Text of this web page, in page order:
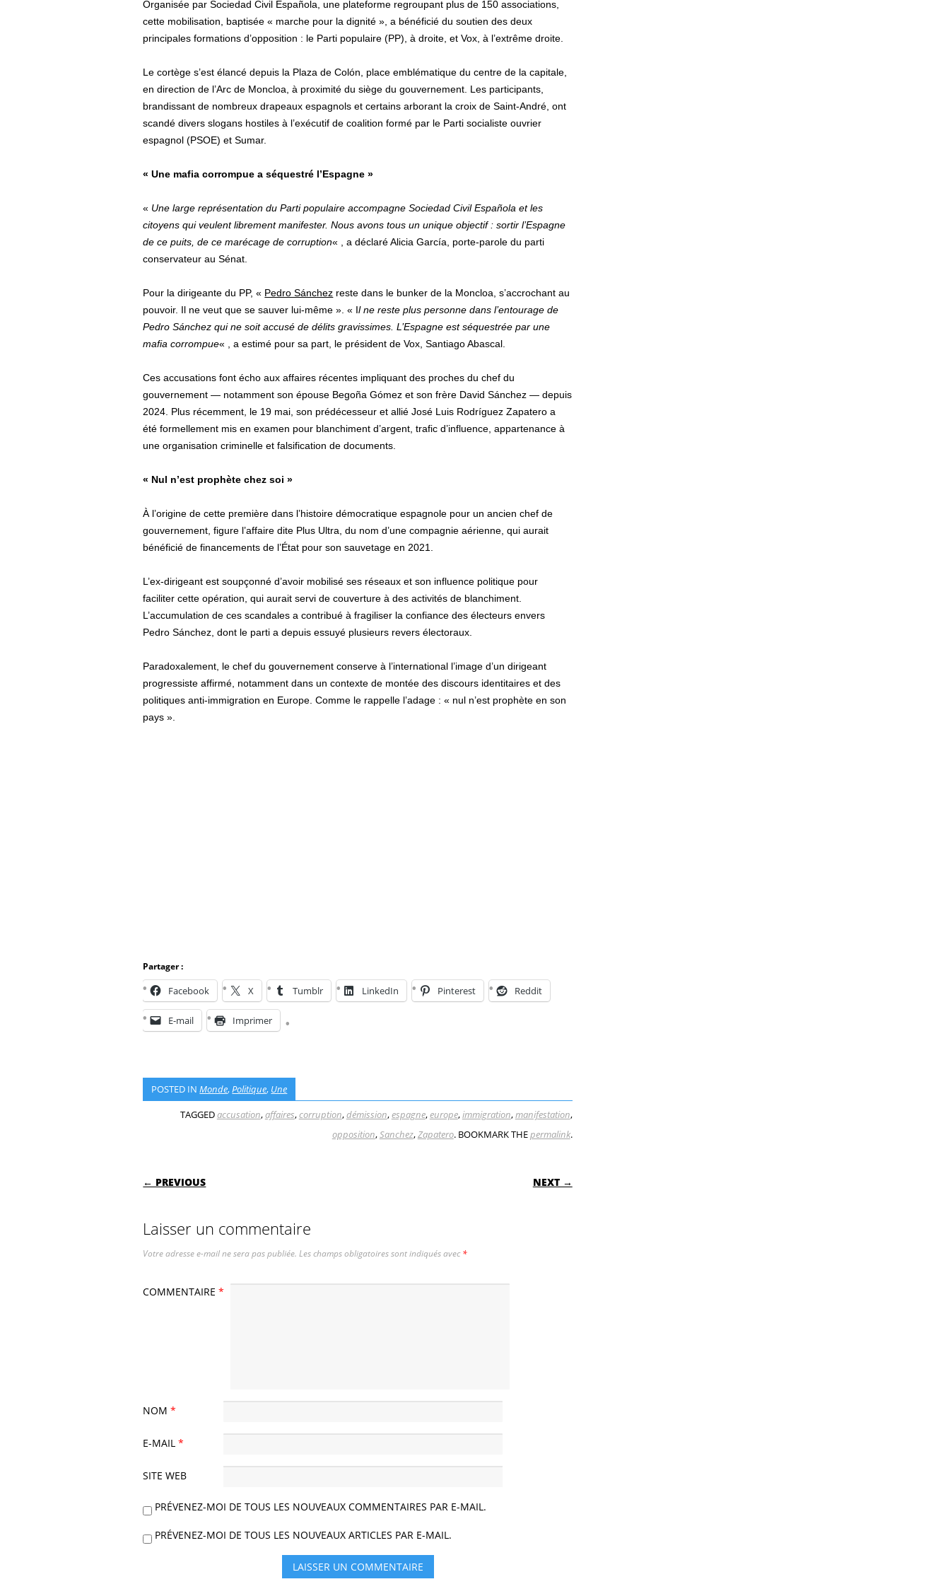
Organisée par Sociedad Civil Española, une plateforme regroupant plus de 150 associations,
cette mobilisation, baptisée « marche pour la dignité », a bénéficié du soutien des deux
principales formations d’opposition : le Parti populaire (PP), à droite, et Vox, à l’extrême droite.
Le cortège s’est élancé depuis la Plaza de Colón, place emblématique du centre de la capitale,
en direction de l’Arc de Moncloa, à proximité du siège du gouvernement. Les participants,
brandissant de nombreux drapeaux espagnols et certains arborant la croix de Saint-André, ont
scandé divers slogans hostiles à l’exécutif de coalition formé par le Parti socialiste ouvrier
espagnol (PSOE) et Sumar.
« Une mafia corrompue a séquestré l’Espagne »
« Une large représentation du Parti populaire accompagne Sociedad Civil Española et les
citoyens qui veulent librement manifester. Nous avons tous un unique objectif : sortir l’Espagne
de ce puits, de ce marécage de corruption« , a déclaré Alicia García, porte-parole du parti
conservateur au Sénat.
Pour la dirigeante du PP, « Pedro Sánchez reste dans le bunker de la Moncloa, s’accrochant au
pouvoir. Il ne veut que se sauver lui-même ». « Il ne reste plus personne dans l’entourage de
Pedro Sánchez qui ne soit accusé de délits gravissimes. L’Espagne est séquestrée par une
mafia corrompue« , a estimé pour sa part, le président de Vox, Santiago Abascal.
Ces accusations font écho aux affaires récentes impliquant des proches du chef du
gouvernement — notamment son épouse Begoña Gómez et son frère David Sánchez — depuis
2024. Plus récemment, le 19 mai, son prédécesseur et allié José Luis Rodríguez Zapatero a
été formellement mis en examen pour blanchiment d’argent, trafic d’influence, appartenance à
une organisation criminelle et falsification de documents.
« Nul n’est prophète chez soi »
À l’origine de cette première dans l’histoire démocratique espagnole pour un ancien chef de
gouvernement, figure l’affaire dite Plus Ultra, du nom d’une compagnie aérienne, qui aurait
bénéficié de financements de l’État pour son sauvetage en 2021.
L’ex-dirigeant est soupçonné d’avoir mobilisé ses réseaux et son influence politique pour
faciliter cette opération, qui aurait servi de couverture à des activités de blanchiment.
L’accumulation de ces scandales a contribué à fragiliser la confiance des électeurs envers
Pedro Sánchez, dont le parti a depuis essuyé plusieurs revers électoraux.
Paradoxalement, le chef du gouvernement conserve à l’international l’image d’un dirigeant
progressiste affirmé, notamment dans un contexte de montée des discours identitaires et des
politiques anti-immigration en Europe. Comme le rappelle l’adage : « nul n’est prophète en son
pays ».
Partager :
Facebook X Tumblr LinkedIn Pinterest Reddit
E-mail Imprimer
POSTED INMonde,Politique, Une
TAGGEDaccusation,affaires,corruption,démission,espagne,europe,immigration,manifestation,
opposition,Sanchez,Zapatero. BOOKMARK THEpermalink.
POST NAVIGATION
← PREVIOUS NEXT →
Laisser un commentaire
Votre adresse e-mail ne sera pas publiée. Les champs obligatoires sont indiqués avec*
COMMENTAIRE*
NOM*
E-MAIL*
SITE WEB
PRÉVENEZ-MOI DE TOUS LES NOUVEAUX COMMENTAIRES PAR E-MAIL.
PRÉVENEZ-MOI DE TOUS LES NOUVEAUX ARTICLES PAR E-MAIL.